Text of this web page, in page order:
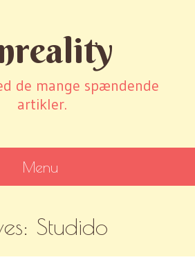
de mange spændende
artikler.
Menu
Studido